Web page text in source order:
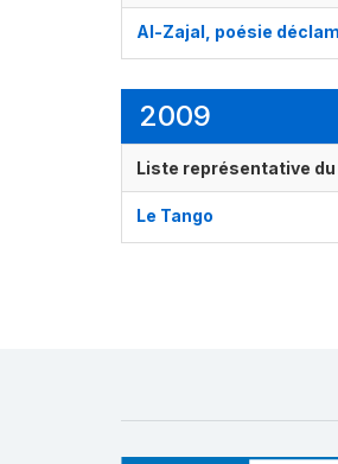
Al-Zajal, poésie
2009
Liste représentative
Le Tango